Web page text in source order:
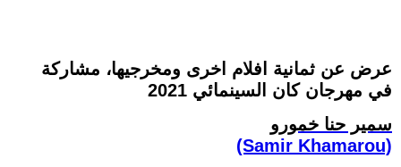
عرض عن ثمانية افلام اخرى ومخرجيها، مشاركة
في مهرجان كان السينمائي 2021
سمير حنا خمورو
(Samir Khamarou)